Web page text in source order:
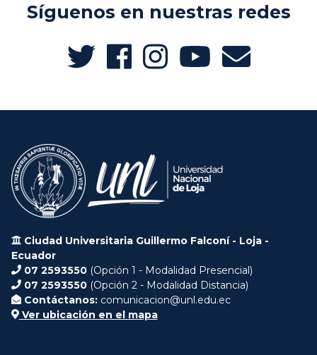
Síguenos en nuestras redes
Ciudad Universitaria Guillermo Falconí - Loja -
Ecuador
07 2593550 (Opción 1 - Modalidad Presencial)
07 2593550 (Opción 2 - Modalidad Distancia)
Contáctanos: comunicacion@unl.edu.ec
Ver ubicación en el mapa